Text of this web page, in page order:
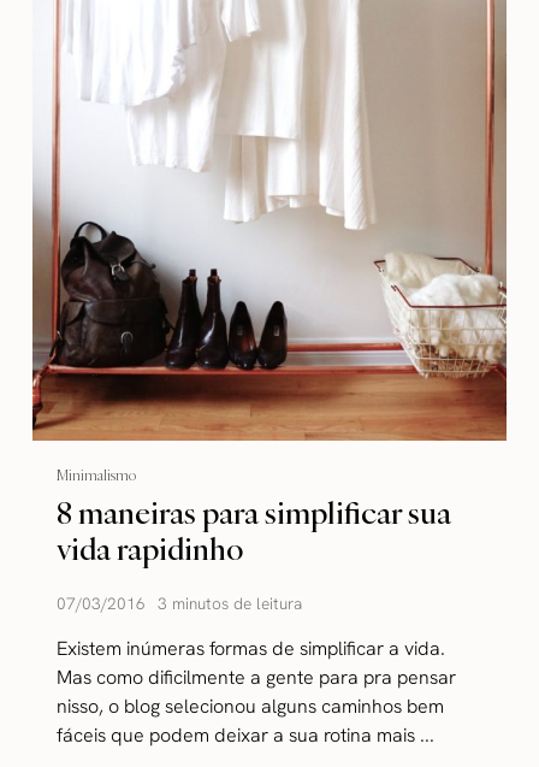
Minimalismo
8 maneiras para simplificar sua
vida rapidinho
07/03/2016 3 minutos de leitura
Existem inúmeras formas de simplificar a vida.
Mas como dificilmente a gente para pra pensar
nisso, o blog selecionou alguns caminhos bem
fáceis que podem deixar a sua rotina mais ...